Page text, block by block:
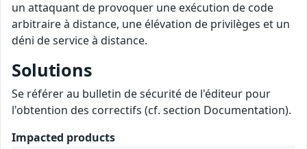
un attaquant de provoquer une exécution de code
arbitraire à distance, une élévation de privilèges et un
déni de service à distance.
Solutions
Se référer au bulletin de sécurité de l'éditeur pour
l'obtention des correctifs (cf. section Documentation).
Impacted products